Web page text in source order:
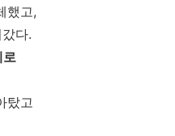
했고,
다.
로
탔고